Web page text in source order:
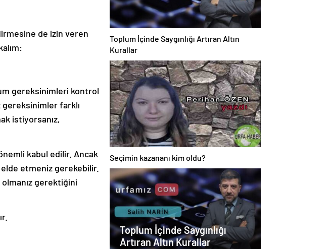
de izin veren
gereksinimleri kontrol
farklı
istiyorsanız,
kabul edilir. Ancak
etmeniz gerekebilir.
olmanız gerektiğini
Toplum İçinde Saygınlığı Artıran Altın
Kurallar
Seçimin kazananı kim oldu?
Toplum İçinde Saygınlığı
Artıran Altın Kurallar